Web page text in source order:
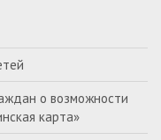
о возможности
карта»